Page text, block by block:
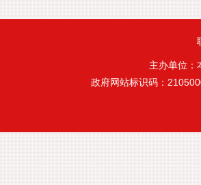
主办单位
政府网站标识码：